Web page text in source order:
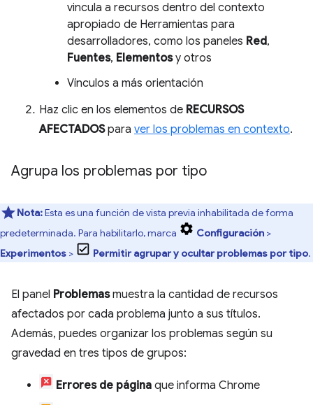
vincula a recursos dentro del contexto
apropiado de Herramientas para
desarrolladores, como los paneles Red,
Fuentes, Elementosy otros
Vínculos a más orientación
Haz clic en los elementos de RECURSOS
AFECTADOSpara ver los problemas en contexto.
Agrupa los problemas por tipo
Nota:Esta es una función de vista previa inhabilitada de forma
predeterminada. Para habilitarlo, marca
Configuración >
Experimentos > Permitir agrupar y ocultar problemas por tipo.
El panel Problemasmuestra la cantidad de recursos
afectados por cada problema junto a sus títulos.
Además, puedes organizar los problemas según su
gravedad en tres tipos de grupos:
Errores de página que informa Chrome